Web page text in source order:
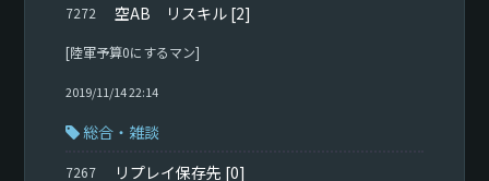
7272 空AB リスキル [2]
[陸軍予算0にするマン]
2019/11/14 22:14
総合・雑談
7267 リプレイ保存先 [0]